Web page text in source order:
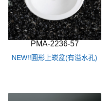
PMA-2236-57
NEW!!圓形上崁盆(有溢水孔)